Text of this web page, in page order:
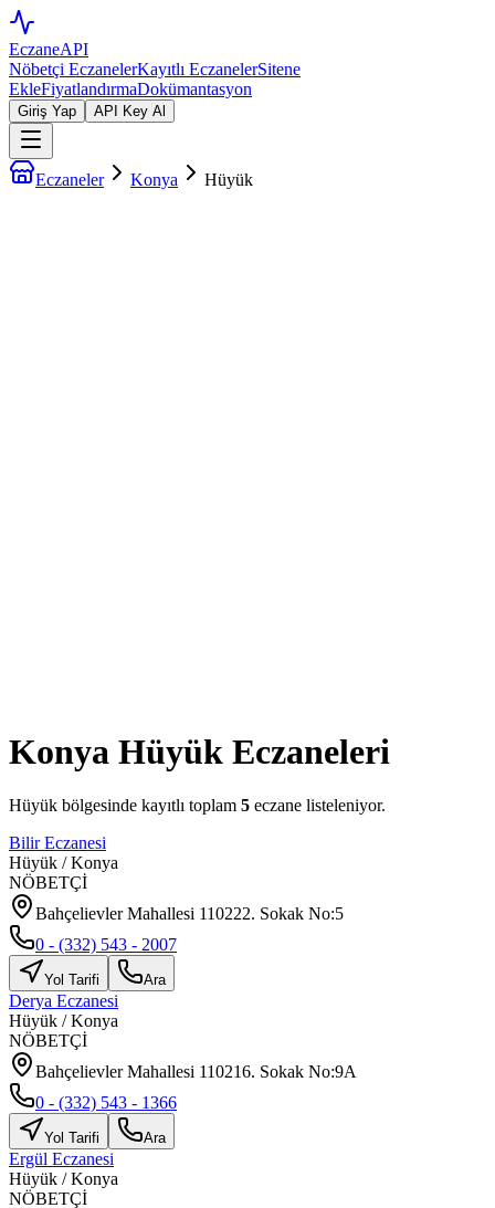
EczaneAPI
Nöbetçi EczanelerKayıtlı EczanelerSitene
EkleFiyatlandırmaDokümantasyon
Giriş Yap API Key Al
Eczaneler Konya Hüyük
Konya Hüyük Eczaneleri
Hüyük bölgesinde kayıtlı toplam 5 eczane listeleniyor.
Bilir Eczanesi
Hüyük /Konya
NÖBETÇİ
Bahçelievler Mahallesi 110222. Sokak No:5
0 - (332) 543 - 2007
Yol Tarifi Ara
Derya Eczanesi
Hüyük /Konya
NÖBETÇİ
Bahçelievler Mahallesi 110216. Sokak No:9A
0 - (332) 543 - 1366
Yol Tarifi Ara
Ergül Eczanesi
Hüyük /Konya
NÖBETÇİ